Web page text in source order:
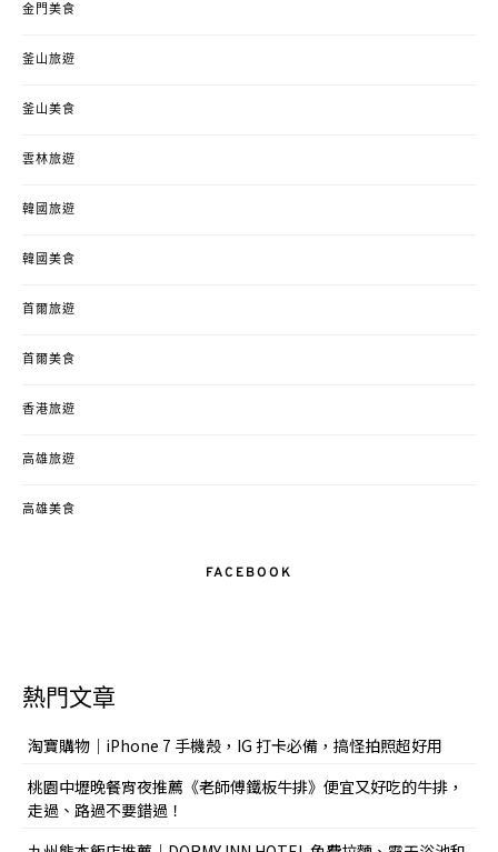
金門美食
釜山旅遊
釜山美食
雲林旅遊
韓國旅遊
韓國美食
首爾旅遊
首爾美食
香港旅遊
高雄旅遊
高雄美食
FACEBOOK
熱門文章
淘寶購物｜iPhone 7 手機殼，IG 打卡必備，搞怪拍照超好用
桃園中壢晚餐宵夜推薦《老師傅鐵板牛排》便宜又好吃的牛排，
走過、路過不要錯過！